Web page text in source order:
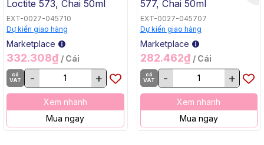
Loctite 573, Chai 50ml
EXT-0027-045710
Dự kiến giao hàng
Marketplace
332.308₫ / Cái
có
VAT
- +
Xem nhanh
Mua ngay
577, Chai 50ml
EXT-0027-045707
Dự kiến giao hàng
Marketplace
282.462₫ / Cái
có
VAT
- +
Xem nhanh
Mua ngay